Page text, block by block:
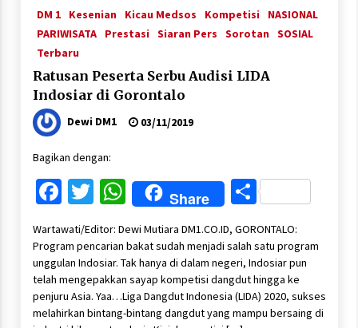
DM 1 Kesenian Kicau Medsos Kompetisi
NASIONAL
PARIWISATA
Prestasi Siaran Pers Sorotan SOSIAL
Terbaru
Ratusan Peserta Serbu Audisi LIDA
Indosiar di Gorontalo
Dewi DM1 03/11/2019
Bagikan dengan:
Facebook
Twitter
WhatsApp
Share Share
Wartawati/Editor: Dewi Mutiara DM1.CO.ID, GORONTALO:
Program pencarian bakat sudah menjadi salah satu program
unggulan Indosiar. Tak hanya di dalam negeri, Indosiar pun
telah mengepakkan sayap kompetisi dangdut hingga ke
penjuru Asia. Yaa…Liga Dangdut Indonesia (LIDA) 2020, sukses
melahirkan bintang-bintang dangdut yang mampu bersaing di